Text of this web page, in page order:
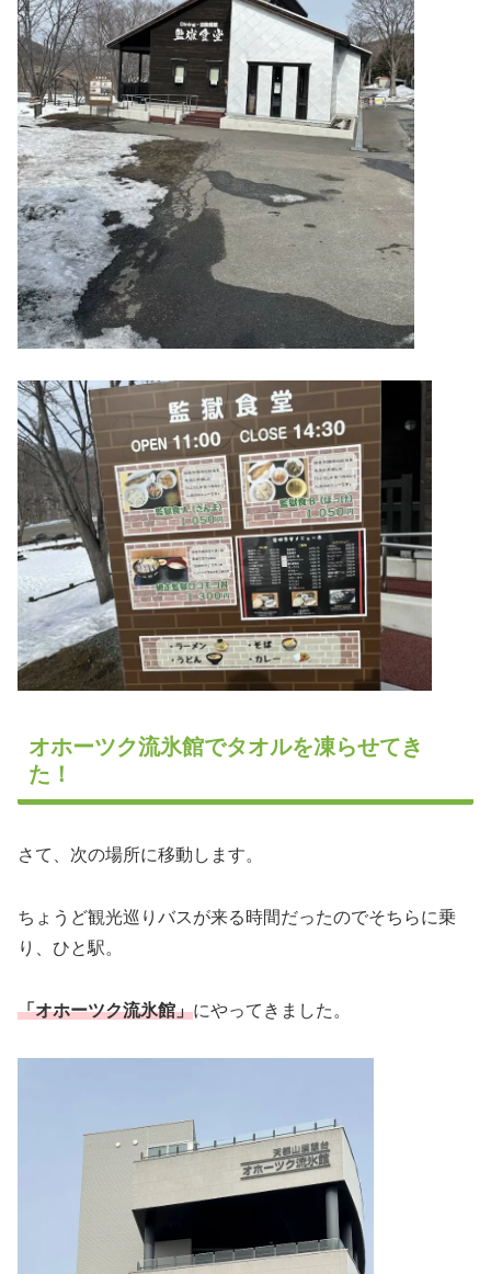
オホーツク流氷館でタオルを凍らせてき
た！
さて、次の場所に移動します。
ちょうど観光巡りバスが来る時間だったのでそちらに乗
り、ひと駅。
「オホーツク流氷館」にやってきました。